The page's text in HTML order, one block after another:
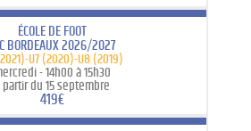
ÉCOLE DE FOOT
BORDEAUX 2026/2027
U7 (2020)-U8 (2019)
- 14h00 à 15h30
partir du 15 septembre
419€